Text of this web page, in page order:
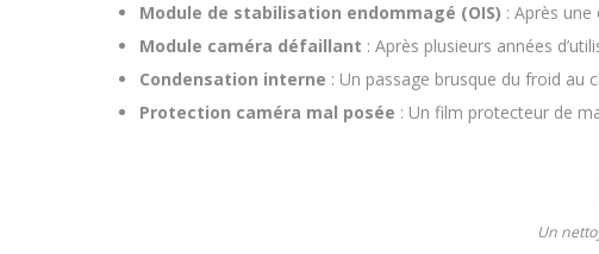
Module de stabilisation endommagé (OIS) : Après
Module caméra défaillant : Après plusieurs années
Condensation interne : Un passage brusque du froid au
Protection caméra mal posée : Un film protecteur de
Un